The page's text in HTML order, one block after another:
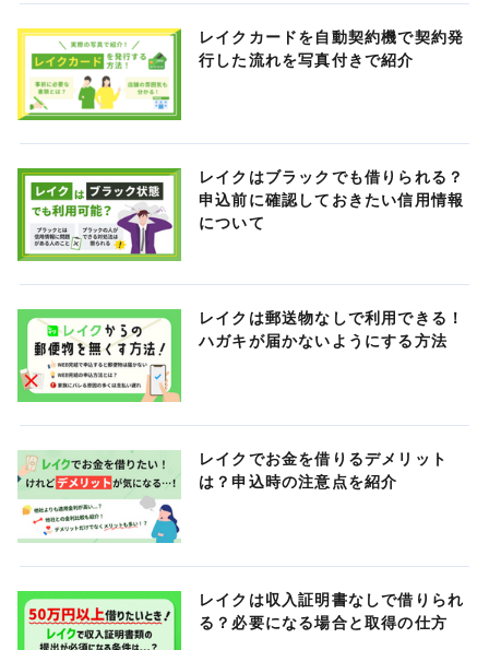
レイクカードを自動契約機で契約発
行した流れを写真付きで紹介
レイクはブラックでも借りられる？
申込前に確認しておきたい信用情報
について
レイクは郵送物なしで利用できる！
ハガキが届かないようにする方法
レイクでお金を借りるデメリット
は？申込時の注意点を紹介
レイクは収入証明書なしで借りられ
る？必要になる場合と取得の仕方